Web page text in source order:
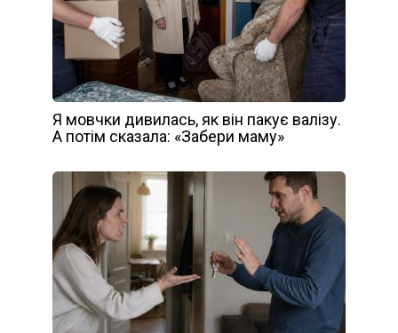
Я мовчки дивилась, як він пакує валізу.
А потім сказала: «Забери маму»